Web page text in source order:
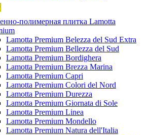
полимерная плитка Lamotta
Lamotta Premium Belezza del Sud Extra
Lamotta Premium Bellezza del Sud
Lamotta Premium Bordighera
Lamotta Premium Brezza Marina
Lamotta Premium Capri
Lamotta Premium Colori del Nord
Lamotta Premium Durezza
Lamotta Premium Giornata di Sole
Lamotta Premium Linea
Lamotta Premium Mondello
Lamotta Premium Natura dell'Italia